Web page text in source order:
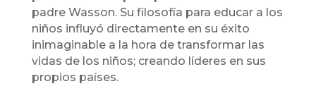
padre Wasson. Su filosofía para educar a los
niños influyó directamente en su éxito
inimaginable a la hora de transformar las
vidas de los niños; creando líderes en sus
propios países.